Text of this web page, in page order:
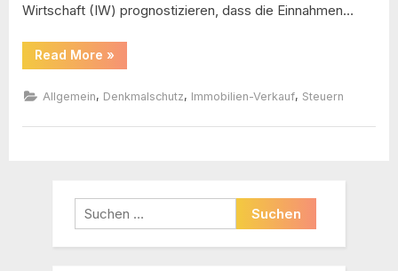
Wirtschaft (IW) prognostizieren, dass die Einnahmen…
Read More “Kirche
gibt
denkmalgeschützte
Immobilien
»
Allgemein, Denkmalschutz, Immobilien-Verkauf, Steuern
Suchen
nach: